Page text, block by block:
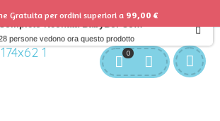
Clienti: info@bgkids.it +39 345 627 9165
Download APP B&G Kids
0
Completo Neonata BabyBol Cod. 231000
persone vedono ora questo prodotto
Gratuita per ordini superiori a 99,00 €